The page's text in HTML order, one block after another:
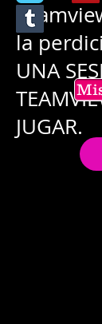
la
UNA
JUGAR.